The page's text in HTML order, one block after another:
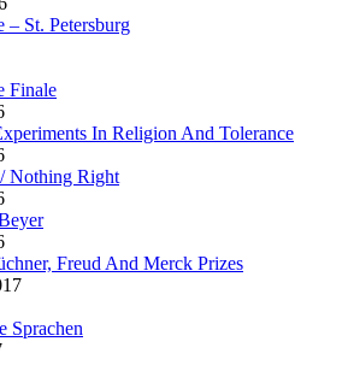
– St. Petersburg
Finale
In Religion And Tolerance
Nothing Right
Freud And Merck Prizes
Sprachen